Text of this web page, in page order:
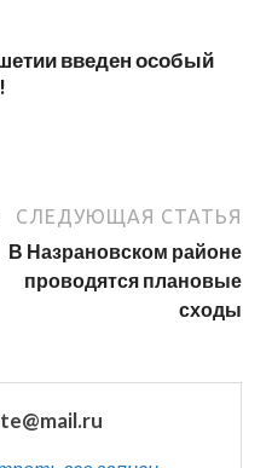
введен особый
СЛЕДУЮЩАЯ СТАТЬЯ
В Назрановском районе
проводятся плановые
сходы